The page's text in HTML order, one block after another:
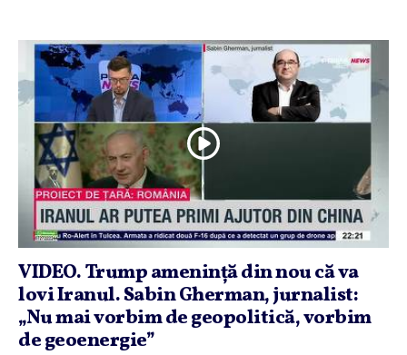
VIDEO. Trump ameninţă din nou că va
lovi Iranul. Sabin Gherman, jurnalist:
„Nu mai vorbim de geopolitică, vorbim
de geoenergie”